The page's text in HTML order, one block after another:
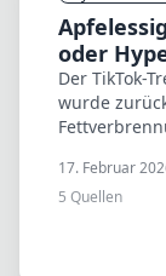
oder
Der TikTok-
wurde
17. Februar
5 Quellen